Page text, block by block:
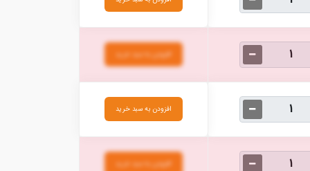
افزودن به سبد خرید
افزودن به سبد خرید
افزودن به سبد خرید